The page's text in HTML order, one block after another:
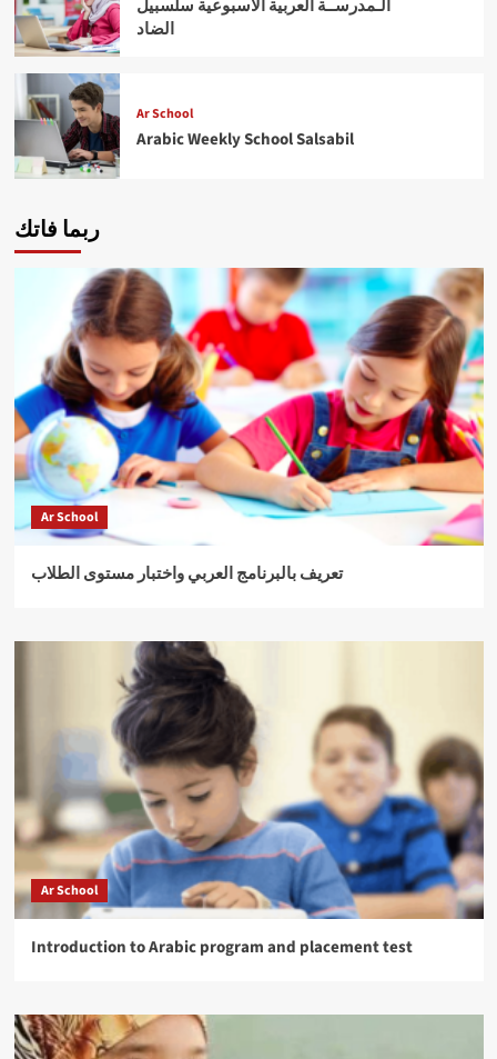
الـمدرســة العربية الأسبوعية سلسبيل
الضاد
Ar School
Arabic Weekly School Salsabil
ربما فاتك
Ar School
تعريف بالبرنامج العربي واختبار مستوى الطلاب
Ar School
Introduction to Arabic program and placement test